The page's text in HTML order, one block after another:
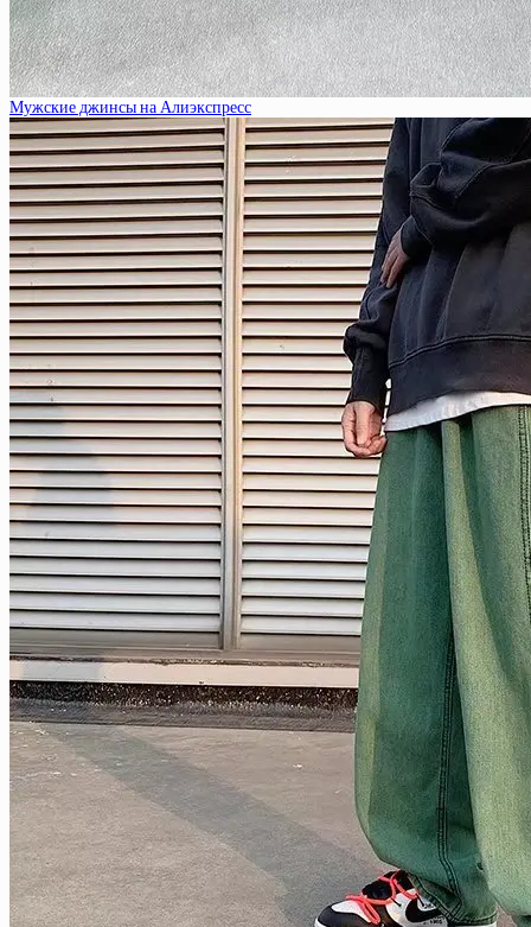
Мужские джинсы на Алиэкспресс